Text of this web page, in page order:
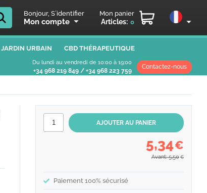
Bonjour, S´identifier
Mon compte
Mon panier
Articles: 0
JARDIN URBAIN CBD THÉRAPEUTIQUE
Du lundi au vendredi de 10:00 à 19:00
+34 968 219 849 / +34 968 223 759
Contactez-nous
5,34€
Avant: 5,50 €
Paiement 100% sécurisé